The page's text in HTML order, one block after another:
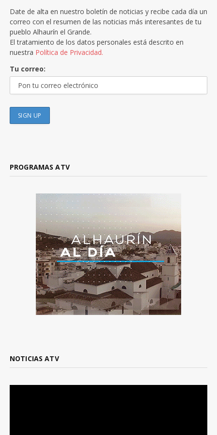
Date de alta en nuestro boletín de noticias y recibe cada día un
correo con el resumen de las noticias más interesantes de tu
pueblo Alhaurín el Grande.
El tratamiento de los datos personales está descrito en
nuestra Política de Privacidad.
Tu correo:
PROGRAMAS ATV
NOTICIAS ATV